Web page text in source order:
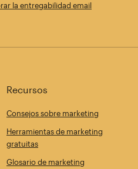
la entregabilidad email
Recursos
Consejos sobre marketing
Herramientas de marketing
gratuitas
Glosario de marketing